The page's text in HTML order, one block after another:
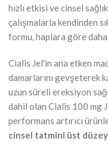
hızlı etkisi ve cinsel
çalışmalarla kendinden
formu, haplara göre daha
Cialis Jel'in ana etken
damarlarını gevşeterek
uzun süreli ereksiyon
dahil olan Cialis 100 mg
performans artırıcı
cinsel tatmini üst